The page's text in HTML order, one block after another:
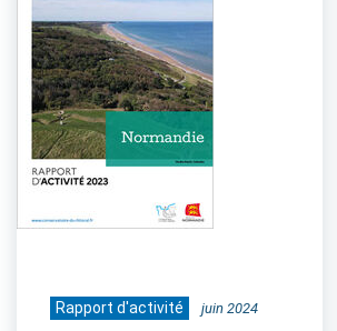
Rapport d'activité juin 2024